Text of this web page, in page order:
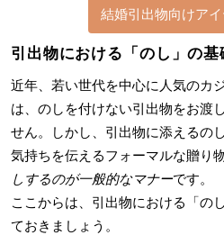
結婚引出物向けア
引出物における「のし」の基
近年、若い世代を中心に人気のカ
は、のしを付けない引出物をお渡
せん。しかし、引出物に添えるの
気持ちを伝えるフォーマルな贈り物
しするのが一般的なマナーです。
ここからは、引出物における「の
ておきましょう。